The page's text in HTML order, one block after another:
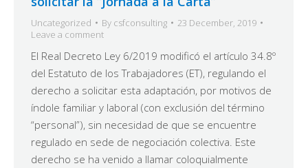
Uncategorized By csfconsulting
23 December, 2019
Leave a comment
El Real Decreto Ley 6/2019 modificó el artículo 34.8º
del Estatuto de los Trabajadores (ET), regulando el
derecho a solicitar esta adaptación, por motivos de
índole familiar y laboral (con exclusión del término
“personal”), sin necesidad de que se encuentre
regulado en sede de negociación colectiva. Este
derecho se ha venido a llamar coloquialmente